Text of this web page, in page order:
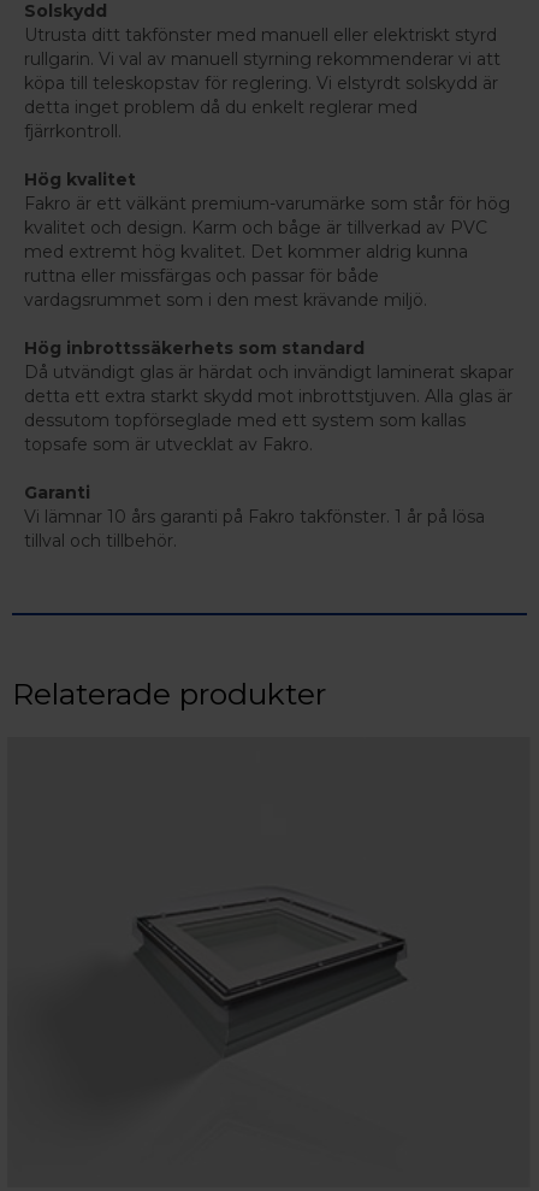
Solskydd
Utrusta ditt takfönster med manuell eller elektriskt styrd
rullgarin. Vi val av manuell styrning rekommenderar vi att
köpa till teleskopstav för reglering. Vi elstyrdt solskydd är
detta inget problem då du enkelt reglerar med
fjärrkontroll.
Hög kvalitet
Fakro är ett välkänt premium-varumärke som står för hög
kvalitet och design. Karm och båge är tillverkad av PVC
med extremt hög kvalitet. Det kommer aldrig kunna
ruttna eller missfärgas och passar för både
vardagsrummet som i den mest krävande miljö.
Hög inbrottssäkerhets som standard
Då utvändigt glas är härdat och invändigt laminerat skapar
detta ett extra starkt skydd mot inbrottstjuven. Alla glas är
dessutom topförseglade med ett system som kallas
topsafe som är utvecklat av Fakro.
Garanti
Vi lämnar 10 års garanti på Fakro takfönster. 1 år på lösa
tillval och tillbehör.
Relaterade produkter